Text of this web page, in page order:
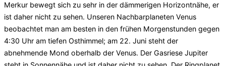
Merkur bewegt sich zu sehr in der dämmerigen Horizontnähe, er
ist daher nicht zu sehen. Unseren Nachbarplaneten Venus
beobachtet man am besten in den frühen Morgenstunden gegen
4:30 Uhr am tiefen Osthimmel; am 22. Juni steht der
abnehmende Mond oberhalb der Venus. Der Gasriese Jupiter